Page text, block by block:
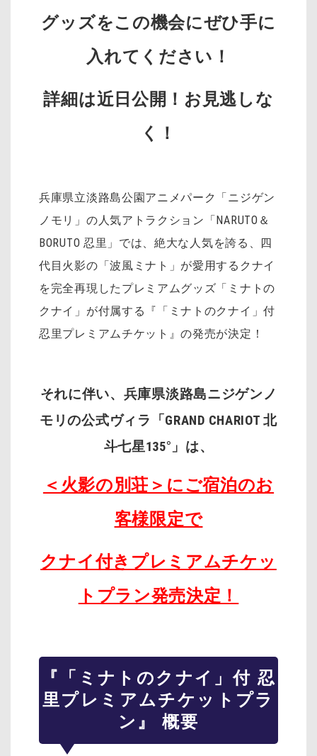
グッズをこの機会にぜひ手に
入れてください！
詳細は近日公開！お見逃しな
く！
兵庫県立淡路島公園アニメパーク「ニジゲン
ノモリ」の人気アトラクション「NARUTO＆
BORUTO 忍里」では、絶大な人気を誇る、四
代目火影の「波風ミナト」が愛用するクナイ
を完全再現したプレミアムグッズ「ミナトの
クナイ」が付属する『「ミナトのクナイ」付
忍里プレミアムチケット』の発売が決定！
それに伴い、兵庫県淡路島ニジゲンノ
モリの公式ヴィラ「GRAND CHARIOT 北
斗七星135°」は、
＜火影の別荘＞にご宿泊のお
客様限定で
クナイ付きプレミアムチケッ
トプラン発売決定！
『「ミナトのクナイ」付 忍
里プレミアムチケットプラ
ン』 概要